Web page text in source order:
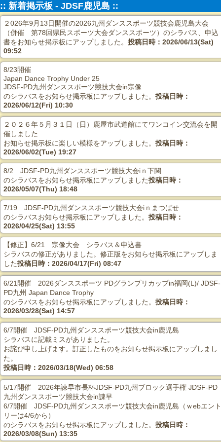
:: 新着掲示板 - JDSF鹿児島 ::
２026年9月13日開催の2026九州ダンススポーツ競技会鹿児島大会
（併催 第78回県民スポーツ大会ダンススポーツ）のシラバス、申込
書をお知らせ掲示板にアップしました。 投稿日時：2026/06/13(Sat)
09:52
8/23開催
Japan Dance Trophy Under 25
JDSF-PD九州ダンススポーツ競技大会in宗像
のシラバスをお知らせ掲示板にアップしました。 投稿日時：
2026/06/12(Fri) 10:30
２０２６年５月３１日（日）鹿屋市武道館にてワンコイン交流会を開
催しました
お知らせ掲示板に楽しい模様をアップしました。 投稿日時：
2026/06/02(Tue) 19:27
8/2 JDSF-PD九州ダンススポーツ競技大会iｎ下関
のシラバスをお知らせ掲示板にアップしました投稿日時：
2026/05/07(Thu) 18:48
7/19 JDSF-PD九州ダンススポーツ競技大会iｎまつばせ
のシラバスお知らせ掲示板にアップしました。 投稿日時：
2026/04/25(Sat) 13:55
【修正】6/21 宗像大会 シラバス＆申込書
シラバスの修正がありました。修正版をお知らせ掲示板にアップしま
した投稿日時：2026/04/17(Fri) 08:47
6/21開催 2026ダンススポーツ PDグランプリカップin福岡(L)/ JDSF-
PD九州 Japan Dance Trophy
のシラバスをお知らせ掲示板にアップしました。 投稿日時：
2026/03/28(Sat) 14:57
6/7開催 JDSF-PD九州ダンススポーツ競技大会in鹿児島
シラバスに記載ミスがありました。
お詫び申し上げます。訂正したものをお知らせ掲示板にアップしまし
た。
投稿日時：2026/03/18(Wed) 06:58
5/17開催 2026年諫早市長杯JDSF-PD九州ブロック選手権 JDSF-PD
九州ダンススポーツ競技大会in諌早
6/7開催 JDSF-PD九州ダンススポーツ競技大会in鹿児島（ｗebエント
リーは4/6から）
のシラバスをお知らせ掲示板にアップしました。 投稿日時：
2026/03/08(Sun) 13:35